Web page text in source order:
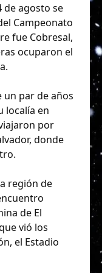
de agosto se
Campeonato
fue Cobresal,
ocuparon el
un par de años
localía en
por
donde
región de
de El
vió los
el Estadio